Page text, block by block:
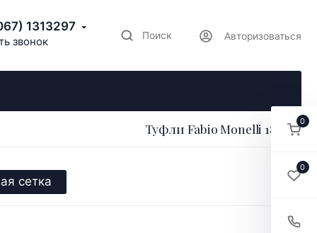
1313297
звонок Поиск Авторизоваться
Туфли Fabio Monelli 181440
сетка
0
0